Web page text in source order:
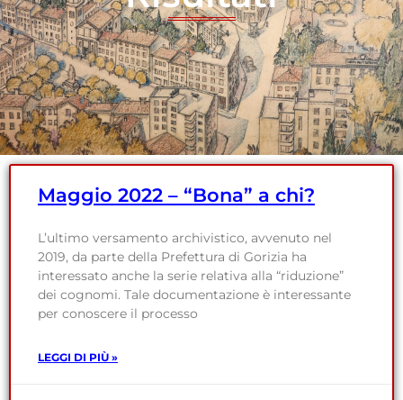
Maggio 2022 – “Bona” a chi?
L’ultimo versamento archivistico, avvenuto nel
2019, da parte della Prefettura di Gorizia ha
interessato anche la serie relativa alla “riduzione”
dei cognomi. Tale documentazione è interessante
per conoscere il processo
LEGGI DI PIÙ »